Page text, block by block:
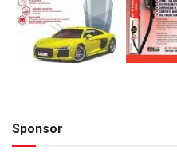
Sponsor